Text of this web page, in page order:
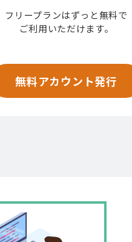
フリープランはずっと無料で
ご利用いただけます。
無料アカウント発行